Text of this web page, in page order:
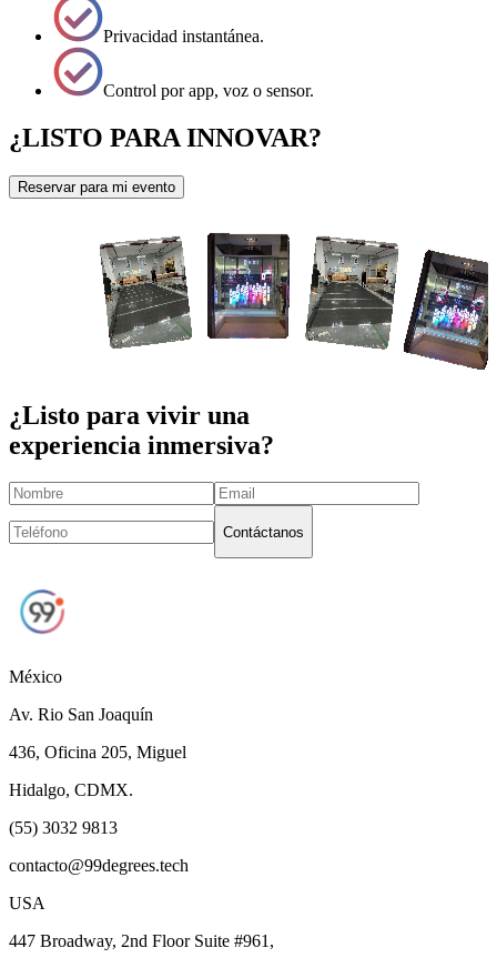
Privacidad instantánea.
Control por app, voz o sensor.
¿LISTO PARA INNOVAR?
Reservar para mi evento
¿Listo para vivir una
experiencia inmersiva?
Contáctanos
México
Av. Rio San Joaquín
436, Oficina 205, Miguel
Hidalgo, CDMX.
(55) 3032 9813
contacto@99degrees.tech
USA
447 Broadway, 2nd Floor Suite #961,